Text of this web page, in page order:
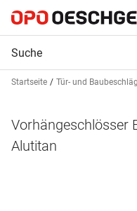
Startseite Tür- und
Vorhängeschlösser
Alutitan